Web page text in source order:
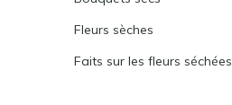
Fleurs sèches
Faits sur les fleurs séchées